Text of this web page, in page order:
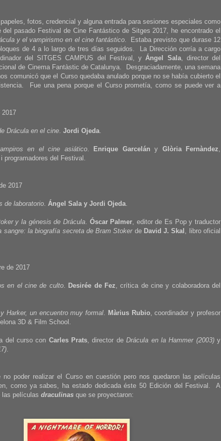
fotos, credencial y alguna entrada para sesiones especiales como
del pasado Festival de Cine Fantástico de Sitges 2017, he encontrado el
y el vampirismo en el cine fantástico. Estaba previsto que durase 12
de 4 a lo largo de tres días seguidos. La Dirección corría a cargo
del SITGES CAMPUS del Festival, yÁngel Sala, director del
de Cinema Fantàstic de Catalunya. Desgraciadamente, una semana
comunicó que el Curso quedaba anulado porque no se había cubierto el
Fue una pena porque el Curso prometía, como se puede ver a
2017
Drácula en el cine. Jordi Ojeda.
en el cine asiático. Enrique Garcelán y Glòria Fernàndez,
programadores del Festival.
2017
de laboratorio. Ángel Sala y Jordi Ojeda.
y la génesis de Drácula. Óscar Palmer, editor de Es Pop y traductor
sangre: la biografía secreta de Bram Stokerde David J. Skal , libro oficial
de 2017
en el cine de culto. Desirée de Fez, crítica de cine y colaboradora del
Harker, un encuentro muy formal. Màrius Rubio, coordinador y profesor
3D & Film School.
del curso con Carles Prats, director deDrácula en la Hammer (2003)y
.
poder realizar el Curso en cuestión pero nos quedaron las películas
como ya sabes, ha estado dedicada éste 50 Edición del Festival. A
las películas draculinas que se proyectaron: